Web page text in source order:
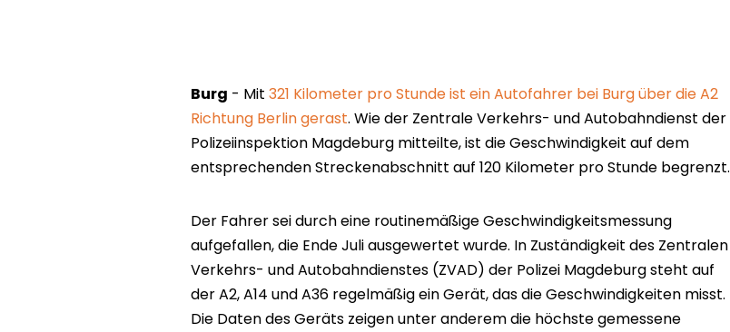
Burg - Mit 321 Kilometer pro Stunde ist ein Autofahrer bei Burg über die A2
Richtung Berlin gerast. Wie der Zentrale Verkehrs- und Autobahndienst der
Polizeiinspektion Magdeburg mitteilte, ist die Geschwindigkeit auf dem
entsprechenden Streckenabschnitt auf 120 Kilometer pro Stunde begrenzt.
Der Fahrer sei durch eine routinemäßige Geschwindigkeitsmessung
aufgefallen, die Ende Juli ausgewertet wurde. In Zuständigkeit des Zentralen
Verkehrs- und Autobahndienstes (ZVAD) der Polizei Magdeburg steht auf
der A2, A14 und A36 regelmäßig ein Gerät, das die Geschwindigkeiten misst.
Die Daten des Geräts zeigen unter anderem die höchste gemessene